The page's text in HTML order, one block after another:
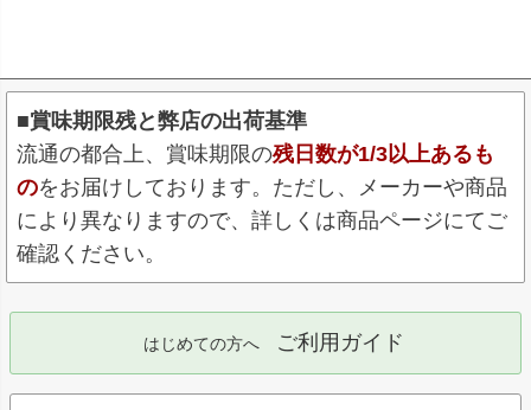
■賞味期限残と弊店の出荷基準
流通の都合上、賞味期限の残日数が1/3以上あるも
のをお届けしております。ただし、メーカーや商品
により異なりますので、詳しくは商品ページにてご
確認ください。
はじめての方へ ご利用ガイド